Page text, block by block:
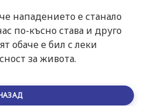
нападението е станало
по-късно става и друго
обаче е бил с леки
за живота.